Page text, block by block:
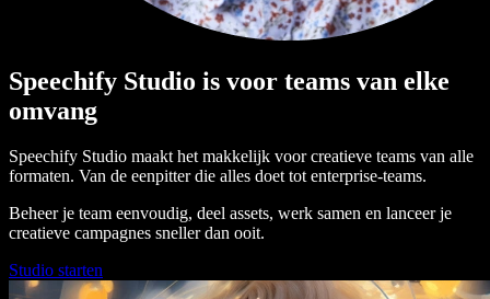
Speechify Studio is voor teams van elke
omvang
Speechify Studio maakt het makkelijk voor creatieve teams van alle
formaten. Van de eenpitter die alles doet tot enterprise-teams.
Beheer je team eenvoudig, deel assets, werk samen en lanceer je
creatieve campagnes sneller dan ooit.
Studio starten